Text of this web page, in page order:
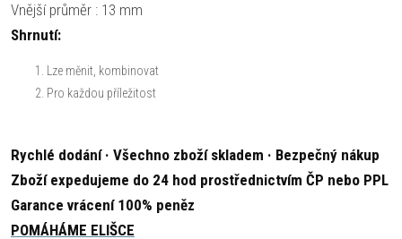
Vnější průměr : 13 mm
Shrnutí:
Lze měnit, kombinovat
Pro každou příležitost
Rychlé dodání · Všechno zboží skladem · Bezpečný nákup
Zboží expedujeme do 24 hod prostřednictvím ČP nebo PPL
Garance vrácení 100% peněz
POMÁHÁME ELIŠCE